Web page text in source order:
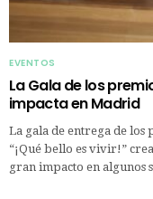
EVENTOS
La Gala de los
impacta en Madrid
La gala de entrega de los
“¡Qué bello es vivir!”
gran impacto en algunos